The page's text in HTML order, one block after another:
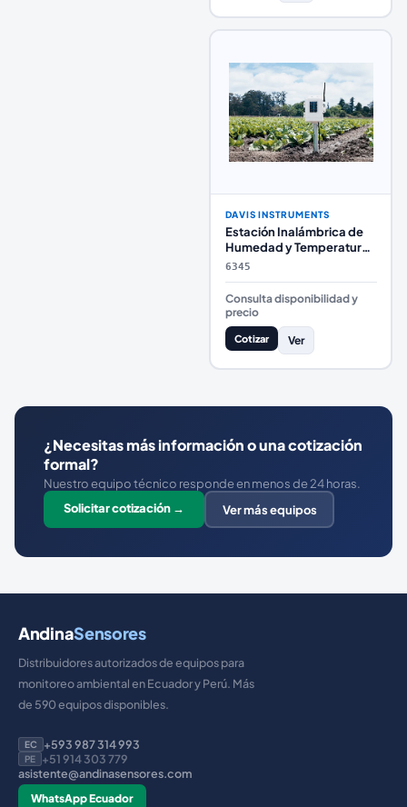
DAVIS INSTRUMENTS
Estación Inalámbrica de
Humedad y Temperatura
de Hoja y Suelo Davis
6345
Consulta disponibilidad y
precio
Cotizar Ver
¿Necesitas más información o una cotización
formal?
Nuestro equipo técnico responde en menos de 24 horas.
Solicitar cotización →
Ver más equipos
AndinaSensores
Distribuidores autorizados de equipos para
monitoreo ambiental en Ecuador y Perú. Más
de 590 equipos disponibles.
EC +593 987 314 993
PE
+51 914 303 779
asistente@andinasensores.com
WhatsApp Ecuador